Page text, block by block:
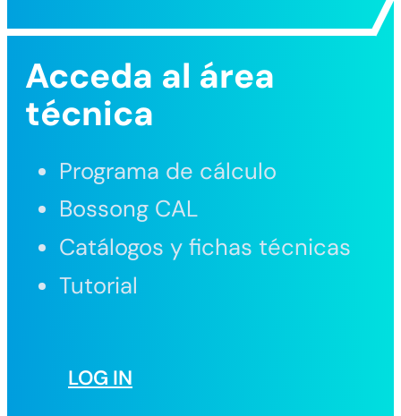
Acceda al área
técnica
Programa de cálculo
Bossong CAL
Catálogos y fichas técnicas
Tutorial
LOG IN